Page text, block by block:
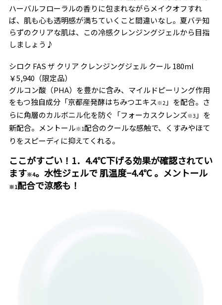
ハーバルフローラルの香りに包まれながらメイクオフすれ
ば、肌も心も透明感が満ちていくこと間違いなし。夏バテ知
らずのクリアな肌は、この冷感クレンジングジェルから目指
しましょう♪
シロク FAS ザ クリア クレンジングジェル クール 180ml
￥5,940（限定品）
グルコン酸（PHA）を豊かに含み、マイルドピーリング作用
をもつ独自成分「京都産発酵はちみつエキス※2」を配合。さ
らに角層のカルボニル化を防ぐ「フォーカスクレンズ※3 」を
新配合。メントール※1配合のクールな感触で、くすみやほて
りをスピーディに抑えてくれる。
ここがすごい！1．4.4℃下げる効果が確認されてい
ます※4。水性ジェルで 肌温度−4.4℃ 。メントール
※1配合で涼感も！